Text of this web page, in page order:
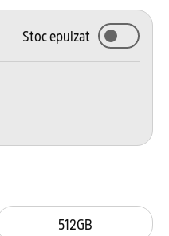
Stoc epuizat
512GB